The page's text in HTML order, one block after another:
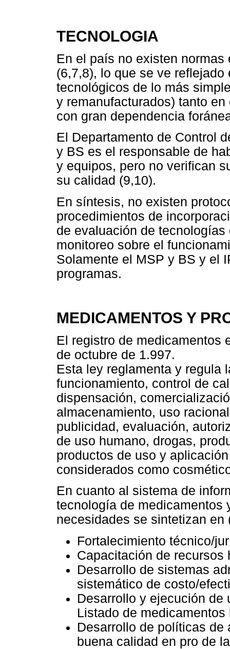
TECNOLOGIA
En el país no existen
(6,7,8), lo que se ve
tecnológicos de lo más
y remanufacturados) tanto
con gran dependencia
El Departamento de Control
y BS es el responsable de
y equipos, pero no verifican
su calidad (9,10).
En síntesis, no existen
procedimientos de
de evaluación de
monitoreo sobre el
Solamente el MSP y BS y el
programas.
MEDICAMENTOS Y
El registro de medicamentos
de octubre de 1.997.
Esta ley reglamenta y regula
funcionamiento, control de
dispensación,
almacenamiento, uso
publicidad, evaluación,
de uso humano, drogas,
productos de uso y
considerados como
En cuanto al sistema de
tecnología de medicamentos
necesidades se sintetizan en
Fortalecimiento técnico/
Capacitación de recursos
Desarrollo de sistemas
sistemático de costo/
Desarrollo y ejecución de
Listado de
Desarrollo de políticas de
buena calidad en pro de